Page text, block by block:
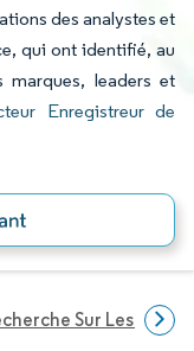
des analystes et
qui ont identifié, au
marques, leaders et
Enregistreur de
Sur Les